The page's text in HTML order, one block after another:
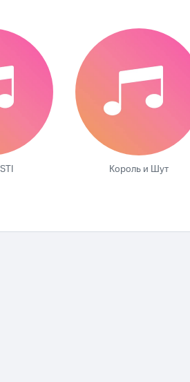
Король и Шут